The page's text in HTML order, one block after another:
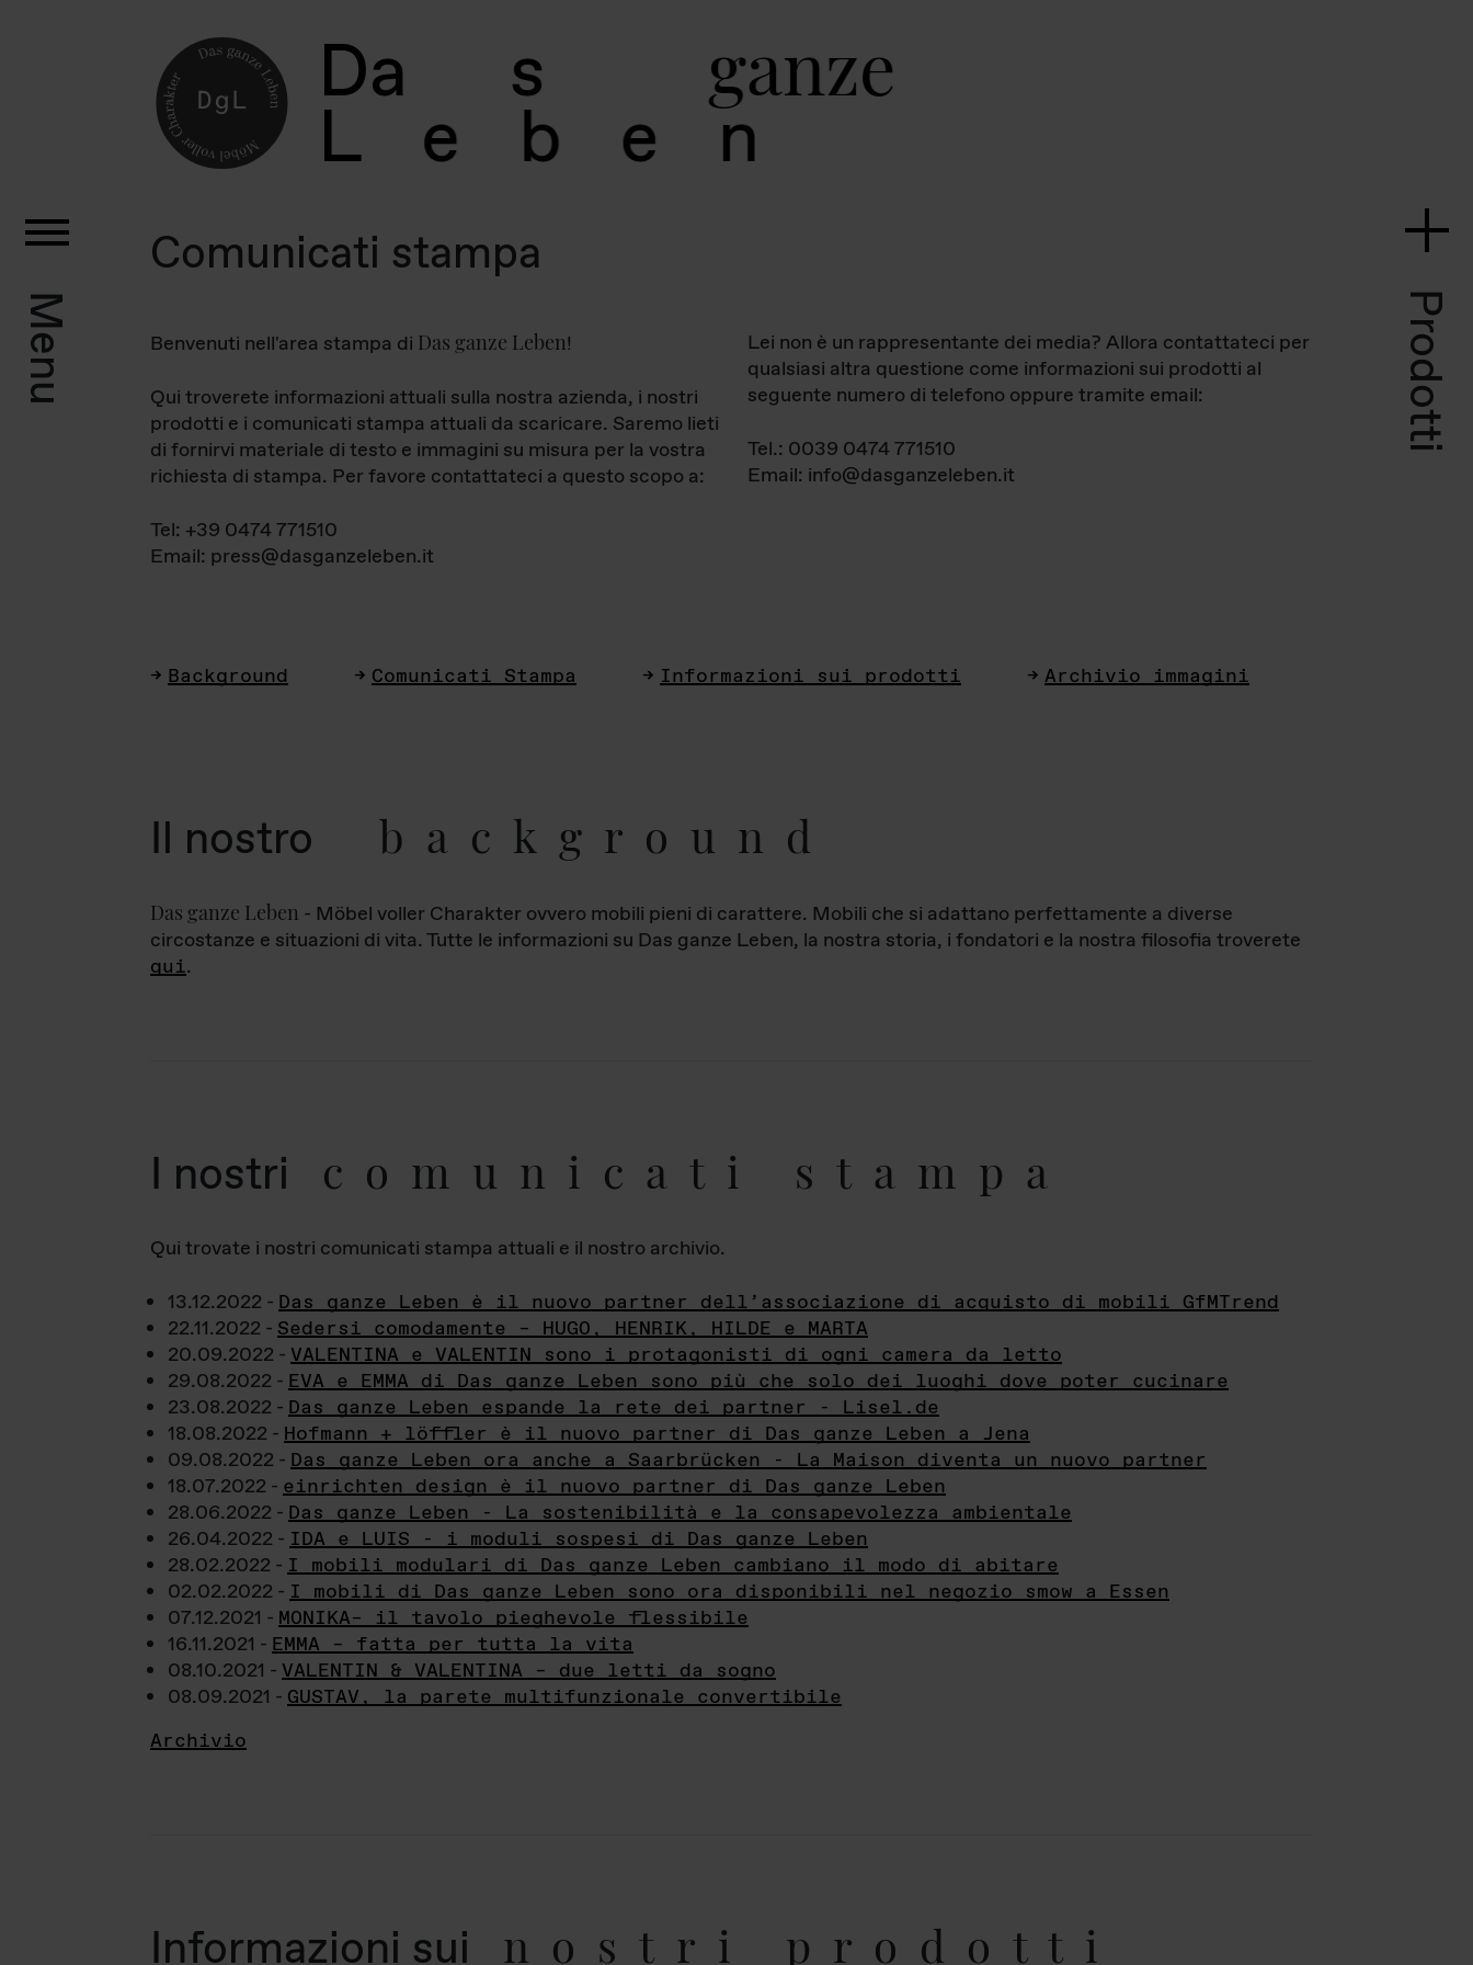
Da s ganz
L e b e
Menu Prodotti
Comunicati stampa
Benvenuti nell'area stampa di Das ganze Leben!
Qui troverete informazioni attuali sulla nostra azienda, i nostri
prodotti e i comunicati stampa attuali da scaricare. Saremo lieti
di fornirvi materiale di testo e immagini su misura per la vostra
richiesta di stampa. Per favore contattateci a questo scopo a:
Tel: +39 0474 771510
Email: press@dasganzeleben.it
Lei non è un rappresentante dei media? Allora contattateci per
qualsiasi altra questione come informazioni sui prodotti al
seguente numero di telefono oppure tramite email:
Tel.: 0039 0474 771510
Email: info@dasganzeleben.it
Background Comunicati Stampa Informazioni sui prodotti Archivio immagini
Il nostro background
Das ganze Leben - Möbel voller Charakter ovvero mobili pieni di carattere. Mobili che si adattano perfettamente a diverse
circostanze e situazioni di vita. Tutte le informazioni su Das ganze Leben, la nostra storia, i fondatori e la nostra filosofia troverete
qui.
I nostri comunicati stampa
Qui trovate i nostri comunicati stampa attuali e il nostro archivio.
13.12.2022 - Das ganze Leben è il nuovo partner dell’associazione di acquisto di mobili GfMTrend
22.11.2022 - Sedersi comodamente – HUGO, HENRIK, HILDE e MARTA
20.09.2022 - VALENTINA e VALENTIN sono i protagonisti di ogni camera da letto
29.08.2022 - EVA e EMMA di Das ganze Leben sono più che solo dei luoghi dove poter cucinare
23.08.2022 - Das ganze Leben espande la rete dei partner - Lisel.de
18.08.2022 - Hofmann + löffler è il nuovo partner di Das ganze Leben a Jena
09.08.2022 - Das ganze Leben ora anche a Saarbrücken - La Maison diventa un nuovo partner
18.07.2022 - einrichten design è il nuovo partner di Das ganze Leben
28.06.2022 - Das ganze Leben - La sostenibilità e la consapevolezza ambientale
26.04.2022 - IDA e LUIS - i moduli sospesi di Das ganze Leben
28.02.2022 - I mobili modulari di Das ganze Leben cambiano il modo di abitare
02.02.2022 - I mobili di Das ganze Leben sono ora disponibili nel negozio smow a Essen
07.12.2021 - MONIKA– il tavolo pieghevole flessibile
16.11.2021 - EMMA – fatta per tutta la vita
08.10.2021 - VALENTIN & VALENTINA – due letti da sogno
08.09.2021 - GUSTAV, la parete multifunzionale convertibile
Archivio
Informazioni sui nostri prodotti